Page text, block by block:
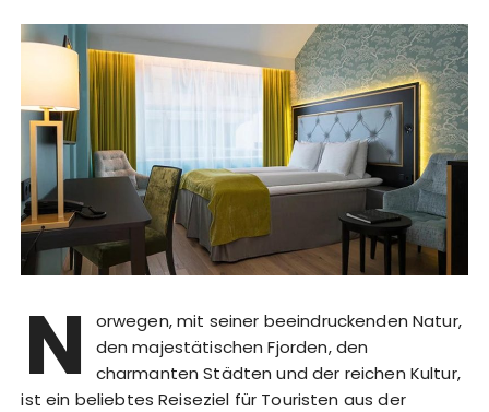
N
orwegen, mit seiner beeindruckenden Natur,
den majestätischen Fjorden, den
charmanten Städten und der reichen Kultur,
ist ein beliebtes Reiseziel für Touristen aus der